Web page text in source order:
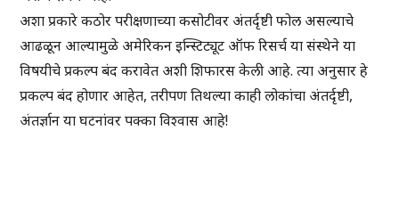
अशा प्रकारे कठोर परीक्षणाच्या कसोटीवर अंतर्दृष्टी फोल असल्याचे
आढळून आल्यामुळे अमेरिकन इन्स्टिट्यूट ऑफ रिसर्च या संस्थेने या
विषयीचे प्रकल्प बंद करावेत अशी शिफारस केली आहे. त्या अनुसार हे
प्रकल्प बंद होणार आहेत, तरीपण तिथल्या काही लोकांचा अंतर्दृष्टी,
अंतर्ज्ञान या घटनांवर पक्का विश्वास आहे!